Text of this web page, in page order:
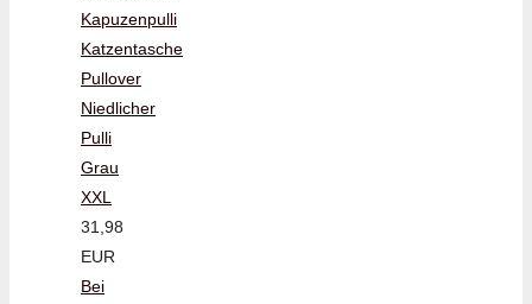
Kapuzenpulli
Katzentasche
Pullover
Niedlicher
Pulli
Grau
XXL
31,98
EUR
Bei